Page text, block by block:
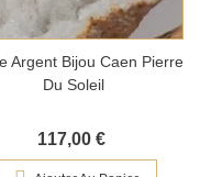
Argent Bijou Caen Pierre
Du Soleil
117,00 €